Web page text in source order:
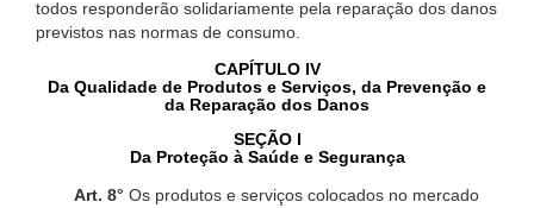
todos responderão solidariamente pela reparação dos danos
previstos nas normas de consumo.
CAPÍTULO IV
Da Qualidade de Produtos e Serviços, da Prevenção e
da Reparação dos Danos
SEÇÃO I
Da Proteção à Saúde e Segurança
Art. 8° Os produtos e serviços colocados no mercado